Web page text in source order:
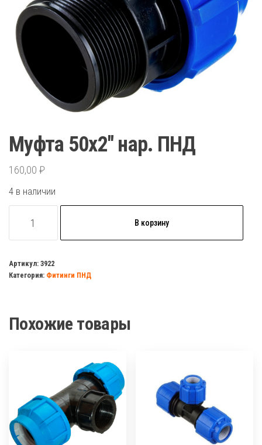
Муфта 50х2″ нар. ПНД
160,00 ₽
4 в наличии
товара
50х2"
нар.
В корзину
Артикул: 3922
Категория: Фитинги ПНД
Похожие товары